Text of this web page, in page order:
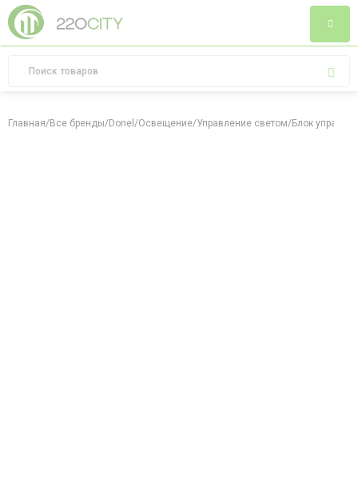
Главная/Все бренды/Donel /Освещение/Управление светом/Блок